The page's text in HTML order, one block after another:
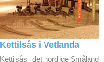
Kettilsås i Vetlanda
Kettilsås i det nordlige Småland